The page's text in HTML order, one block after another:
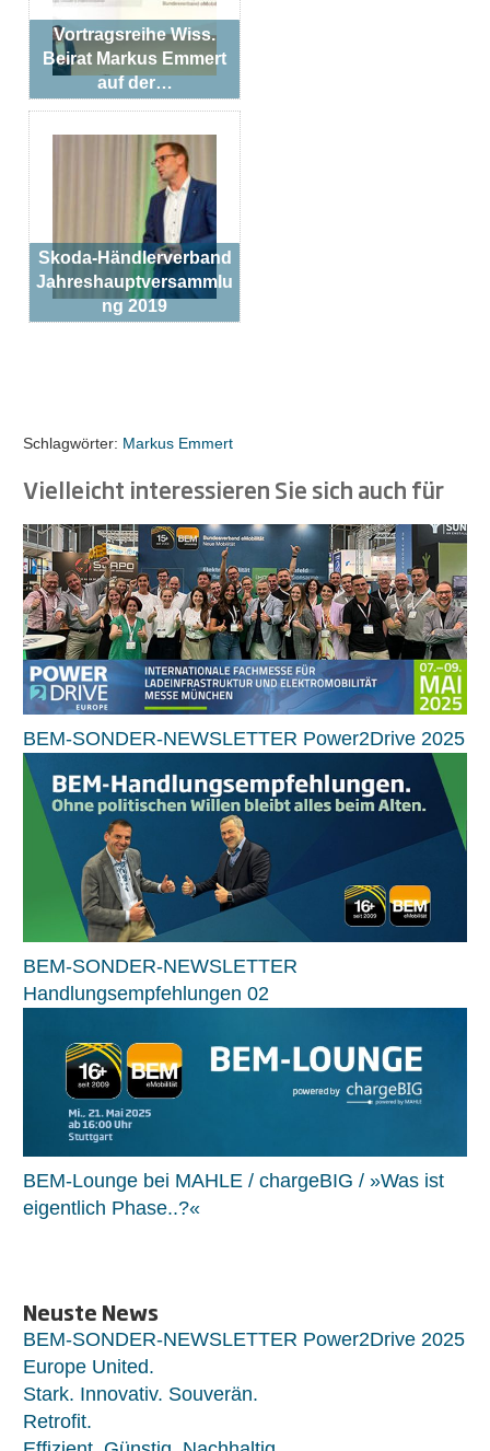
Vortragsreihe Wiss.
Beirat Markus Emmert
auf der…
Skoda-Händlerverband
Jahreshauptversammlu
ng 2019
Schlagwörter: Markus Emmert
Vielleicht interessieren Sie sich auch für
BEM-SONDER-NEWSLETTER Power2Drive 2025
BEM-SONDER-NEWSLETTER
Handlungsempfehlungen 02
BEM-Lounge bei MAHLE / chargeBIG / »Was ist
eigentlich Phase..?«
Neuste News
BEM-SONDER-NEWSLETTER Power2Drive 2025
Europe United.
Stark. Innovativ. Souverän.
Retrofit.